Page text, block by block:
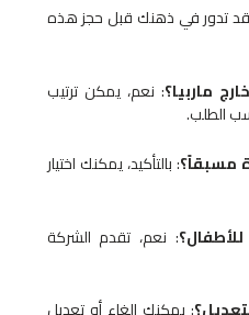
قد تدور في ذهنك قبل حجز هذه
ماربيا؟: نعم، يمكن ترتيب
الطلب.
مسبقاً؟: بالتأكيد، يمكنك اختيار
: نعم، تقدم الشركة